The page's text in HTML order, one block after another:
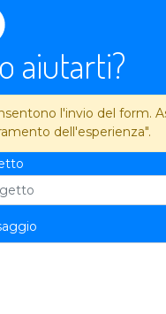
aiutarti?
l'invio del form.
dell'esperienza".